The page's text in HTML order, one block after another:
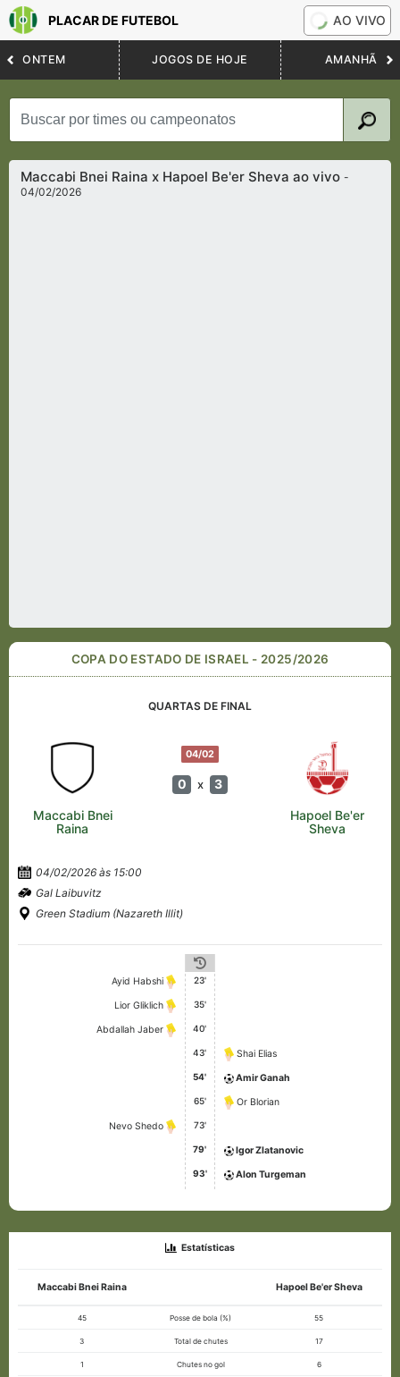
PLACAR DE FUTEBOL AO VIVO
ONTEM JOGOS DE HOJE AMANHÃ
Maccabi Bnei Raina x Hapoel Be'er Sheva ao vivo-
04/02/2026
COPA DO ESTADO DE ISRAEL - 2025/2026
QUARTAS DE FINAL
04/02
0 x 3
Maccabi Bnei
Raina
Hapoel Be'er
Sheva
04/02/2026 às 15:00
Gal Laibuvitz
Green Stadium (Nazareth Illit)
Ayid Habshi 23'
Lior Gliklich 35'
Abdallah Jaber 40'
43' Shai Elias
54' Amir Ganah
65' Or Blorian
Nevo Shedo 73'
79' Igor Zlatanovic
93' Alon Turgeman
Estatísticas
Maccabi Bnei Raina Hapoel Be'er Sheva
45 Posse de bola (%) 55
3 Total de chutes 17
1 Chutes no gol 6